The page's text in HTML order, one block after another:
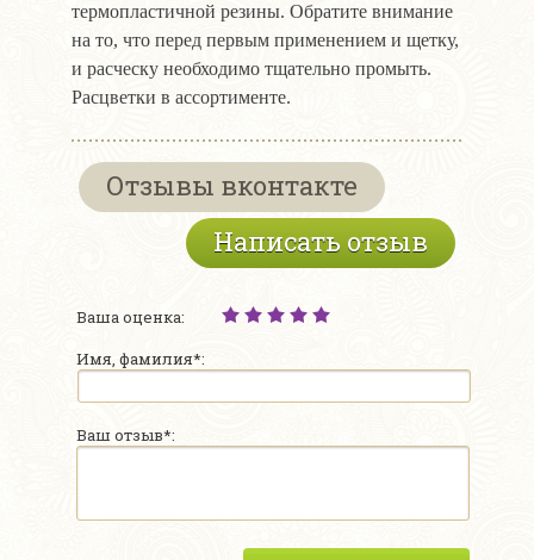
термопластичной резины. Обратите внимание
на то, что перед первым применением и щетку,
и расческу необходимо тщательно промыть.
Расцветки в ассортименте.
Отзывы вконтакте
Написать отзыв
Ваша оценка:
Имя, фамилия*:
Ваш отзыв*: